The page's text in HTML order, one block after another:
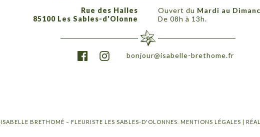
Rue des Halles
85100 Les Sables-d'Olonne
Ouvert du Mardi au
De 08h à 13h.
bonjour@isabelle-brethome.fr
BRETHOMÉ – FLEURISTE LES SABLES-D'OLONNES. MENTIONS LÉGALES |